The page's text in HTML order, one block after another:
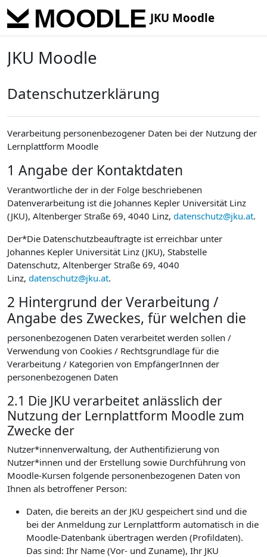
Skip to main content
JKU Moodle
JKU Moodle
Datenschutzerklärung
Verarbeitung personenbezogener Daten bei der Nutzung der
Lernplattform Moodle
1 Angabe der Kontaktdaten
Verantwortliche der in der Folge beschriebenen
Datenverarbeitung ist die Johannes Kepler Universität Linz
(JKU), Altenberger Straße 69, 4040 Linz, datenschutz@jku.at.
Der*Die Datenschutzbeauftragte ist erreichbar unter
Johannes Kepler Universität Linz (JKU), Stabstelle
Datenschutz, Altenberger Straße 69, 4040
Linz, datenschutz@jku.at.
2 Hintergrund der Verarbeitung /
Angabe des Zweckes, für welchen die
personenbezogenen Daten verarbeitet werden sollen /
Verwendung von Cookies / Rechtsgrundlage für die
Verarbeitung / Kategorien von EmpfängerInnen der
personenbezogenen Daten
2.1 Die JKU verarbeitet anlässlich der
Nutzung der Lernplattform Moodle zum
Zwecke der
Nutzer*innenverwaltung, der Authentifizierung von
Nutzer*innen und der Erstellung sowie Durchführung von
Moodle-Kursen folgende personenbezogenen Daten von
Ihnen als betroffener Person:
Daten, die bereits an der JKU gespeichert sind und die
bei der Anmeldung zur Lernplattform automatisch in die
Moodle-Datenbank übertragen werden (Profildaten).
Das sind: Ihr Name (Vor- und Zuname), Ihr JKU